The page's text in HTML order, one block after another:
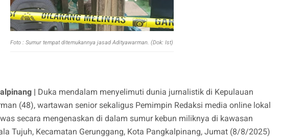
Foto : Sumur tempat ditemukannya jasad Adityawarman. (Dok: Ist)
| Duka mendalam menyelimuti dunia jurnalistik di Kepulauan
(48), wartawan senior sekaligus Pemimpin Redaksi media online lokal
secara mengenaskan di dalam sumur kebun miliknya di kawasan
Tujuh, Kecamatan Gerunggang, Kota Pangkalpinang, Jumat (8/8/2025)